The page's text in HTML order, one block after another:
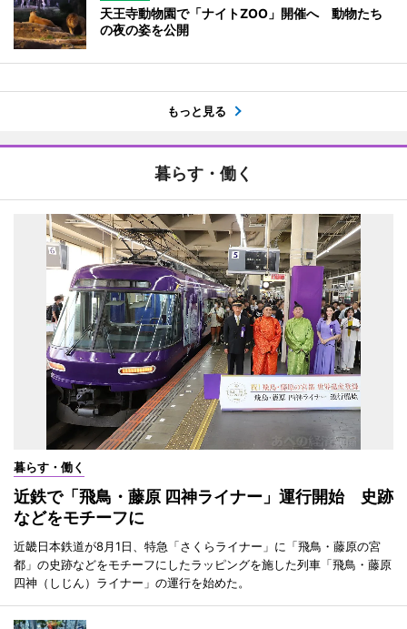
天王寺動物園で「ナイトZOO」開催へ 動物たち
の夜の姿を公開
もっと見る
暮らす・働く
暮らす・働く
近鉄で「飛鳥・藤原 四神ライナー」運行開始 史跡
などをモチーフに
近畿日本鉄道が8月1日、特急「さくらライナー」に「飛鳥・藤原の宮
都」の史跡などをモチーフにしたラッピングを施した列車「飛鳥・藤原
四神（しじん）ライナー」の運行を始めた。